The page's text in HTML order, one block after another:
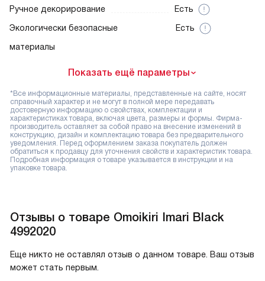
Ручное декорирование
Есть
Экологически безопасные
материалы
Есть
Показать ещё параметры
*Все информационные материалы, представленные на сайте, носят
справочный характер и не могут в полной мере передавать
достоверную информацию о свойствах, комплектации и
характеристиках товара, включая цвета, размеры и формы. Фирма-
производитель оставляет за собой право на внесение изменений в
конструкцию, дизайн и комплектацию товара без предварительного
уведомления. Перед оформлением заказа покупатель должен
обратиться к продавцу для уточнения свойств и характеристик товара.
Подробная информация о товаре указывается в инструкции и на
упаковке товара.
Отзывы о товаре Omoikiri Imari Black
4992020
Еще никто не оставлял отзыв о данном товаре. Ваш отзыв
может стать первым.